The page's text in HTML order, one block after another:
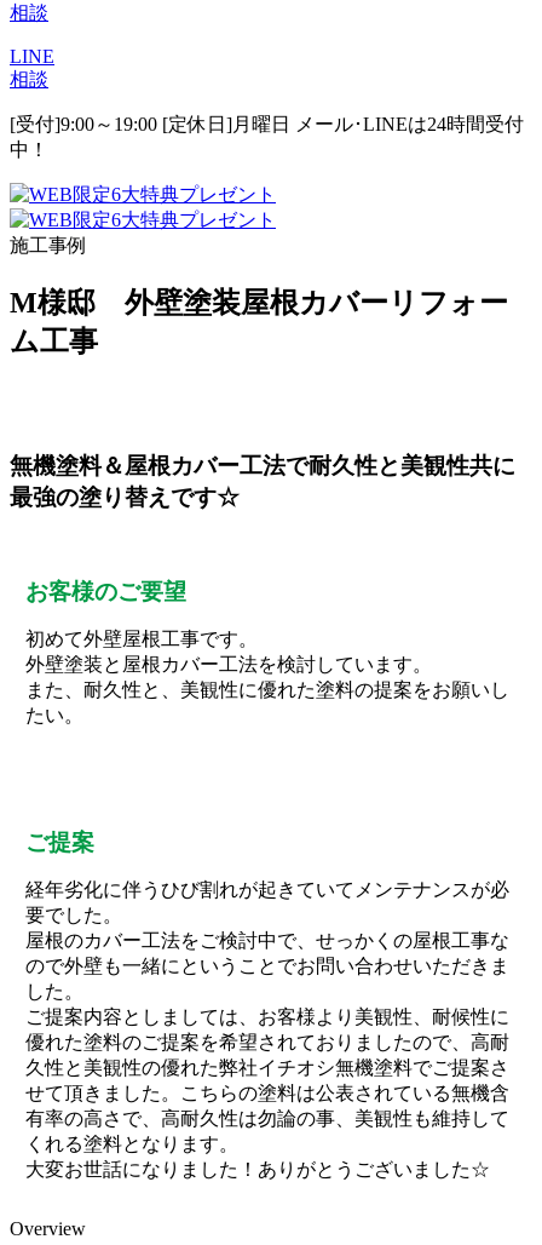
相談
LINE
相談
[受付]9:00～19:00 [定休日]月曜日
メール･LINEは24時間受付
中！
施工事例
M様邸 外壁塗装屋根カバーリフォー
ム工事
無機塗料＆屋根カバー工法で耐久性と美観性共に
最強の塗り替えです☆
お客様のご要望
初めて外壁屋根工事です。
外壁塗装と屋根カバー工法を検討しています。
また、耐久性と、美観性に優れた塗料の提案をお願いし
たい。
ご提案
経年劣化に伴うひび割れが起きていてメンテナンスが必
要でした。
屋根のカバー工法をご検討中で、せっかくの屋根工事な
ので外壁も一緒にということでお問い合わせいただきま
した。
ご提案内容としましては、お客様より美観性、耐候性に
優れた塗料のご提案を希望されておりましたので、高耐
久性と美観性の優れた弊社イチオシ無機塗料でご提案さ
せて頂きました。こちらの塗料は公表されている無機含
有率の高さで、高耐久性は勿論の事、美観性も維持して
くれる塗料となります。
大変お世話になりました！ありがとうございました☆
Overview